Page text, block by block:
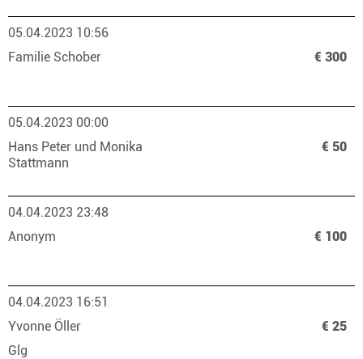
05.04.2023 10:56
Familie Schober
€ 300
05.04.2023 00:00
Hans Peter und Monika
Stattmann
€ 50
04.04.2023 23:48
Anonym
€ 100
04.04.2023 16:51
Yvonne Öller
€ 25
Glg